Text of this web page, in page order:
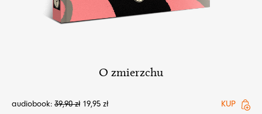
O zmierzchu
audiobook: 39,90zł 19,95 zł
KUP